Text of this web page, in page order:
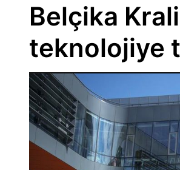
Belçika
teknolojiye